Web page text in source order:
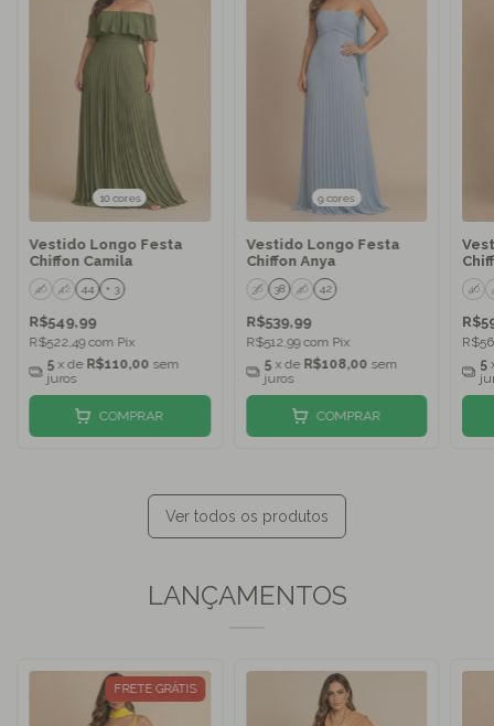
10 cores
Vestido Longo Festa
Chiffon Camila
40 42 44 + 3
R$549,99
R$522,49com Pix
5 x de R$110,00 sem
juros
COMPRAR
9 cores
Vestido Longo Festa
Chiffon Anya
36 38 40 42
R$539,99
R$512,99com Pix
5 x de R$108,00 sem
juros
COMPRAR
40
5
Ver todos os produtos
LANÇAMENTOS
FRETE GRÁTIS